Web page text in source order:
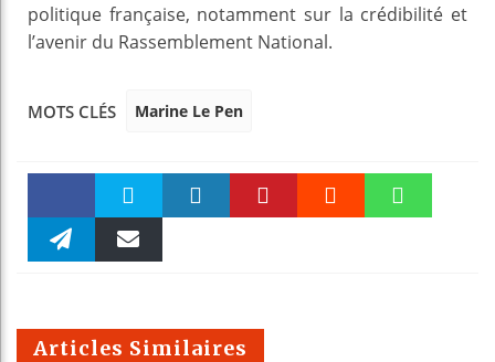
politique française, notamment sur la crédibilité et
l’avenir du Rassemblement National.
MOTS CLÉS Marine Le Pen
Faceboo Twitter
m
Articles Similaires